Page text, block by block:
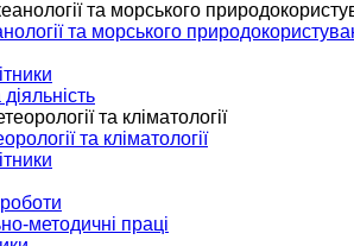
та морського
та кліматології
методичні праці